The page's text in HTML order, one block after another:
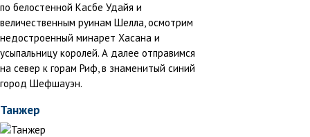
по белостенной Касбе Удайя и
величественным руинам Шелла, осмотрим
недостроенный минарет Хасана и
усыпальницу королей. А далее отправимся
на север к горам Риф, в знаменитый синий
город Шефшауэн.
Танжер